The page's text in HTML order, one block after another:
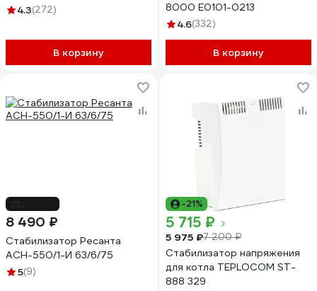
4.3(272)
В корзину
8000 Е0101-0213
4.6(332)
В корзину
8 490 ₽
Стабилизатор Ресанта
АСН-550/1-И 63/6/75
5(9)
-21%
5 715 ₽
5 975 ₽7 200 ₽
Стабилизатор напряжения
для котла TEPLOCOM ST-
888 329